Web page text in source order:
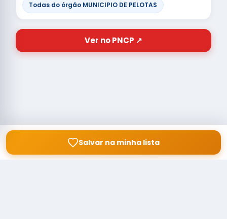
Todas do órgão MUNICIPIO DE PELOTAS
Ver no PNCP ↗
Salvar na minha lista